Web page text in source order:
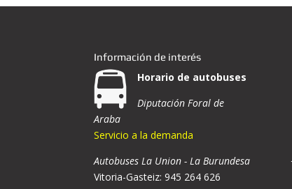
Información de interés
Horario de autobuses
Diputación Foral de
Araba
Servicio a la demanda
Autobuses La Union - La Burundesa
Vitoria-Gasteiz: 945 264 626